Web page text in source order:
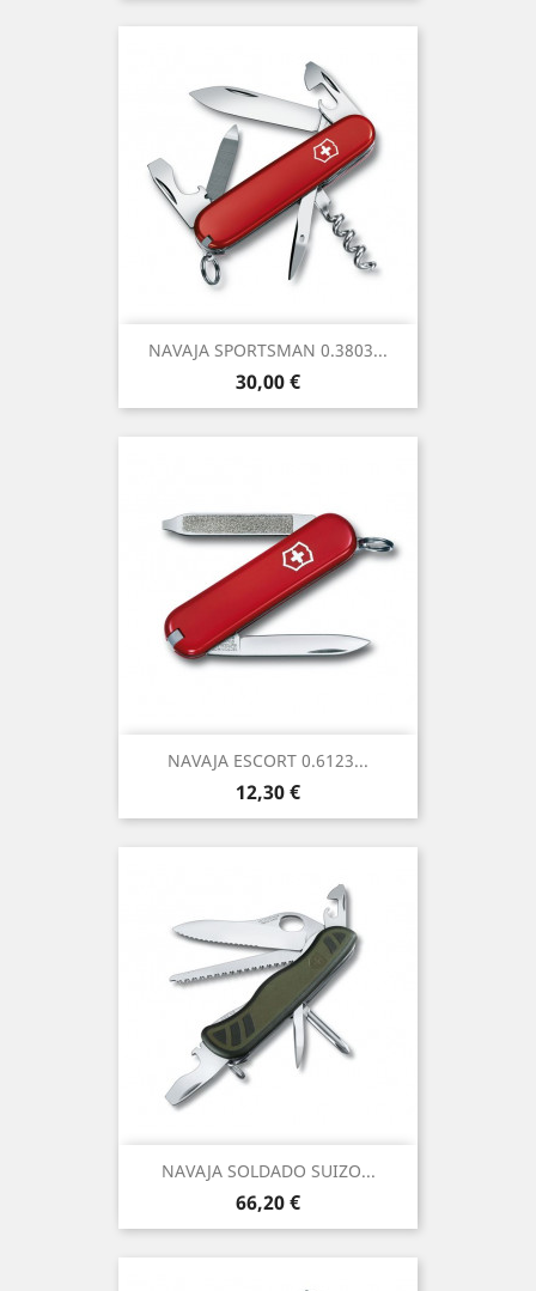
NAVAJA SPORTSMAN 0.3803...
Precio
30,00 €
NAVAJA ESCORT 0.6123...
Precio
12,30 €
NAVAJA SOLDADO SUIZO...
Precio
66,20 €